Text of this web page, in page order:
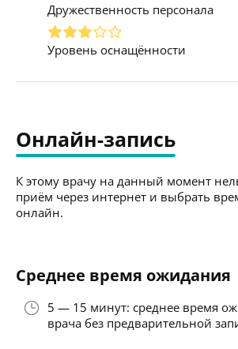
Дружественность персонала
Уровень оснащённости
Онлайн-запись
К этому врачу на данный момент
приём через интернет и выбрать
онлайн.
Среднее время ожидания
5 — 15 минут: среднее время
врача без предварительной